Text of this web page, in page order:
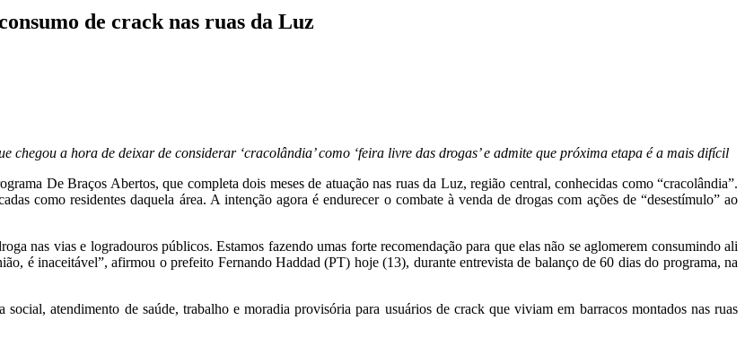
de crack nas ruas da Luz
a hora de deixar de considerar ‘cracolândia’ como ‘feira livre das drogas’ e admite que próxima etapa é a mais difícil
De Braços Abertos, que completa dois meses de atuação nas ruas da Luz, região central, conhecidas como “cracolândia”.
como residentes daquela área. A intenção agora é endurecer o combate à venda de drogas com ações de “desestímulo” ao
nas vias e logradouros públicos. Estamos fazendo umas forte recomendação para que elas não se aglomerem consumindo ali
é inaceitável”, afirmou o prefeito Fernando Haddad (PT) hoje (13), durante entrevista de balanço de 60 dias do programa, na
atendimento de saúde, trabalho e moradia provisória para usuários de crack que viviam em barracos montados nas ruas